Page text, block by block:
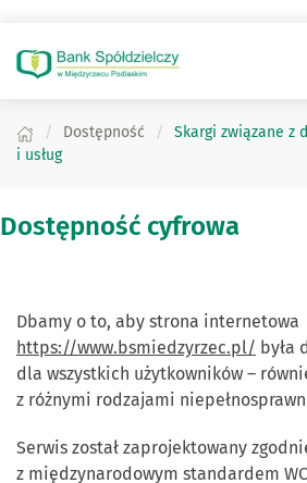
Dostępność
Skargi związane z
i usług
Dostępność cyfrowa
Dbamy o to, aby strona internetowa
https://www.bsmiedzyrzec.pl/ była
dla wszystkich użytkowników –
z różnymi rodzajami
Serwis został zaprojektowany
z międzynarodowym standardem